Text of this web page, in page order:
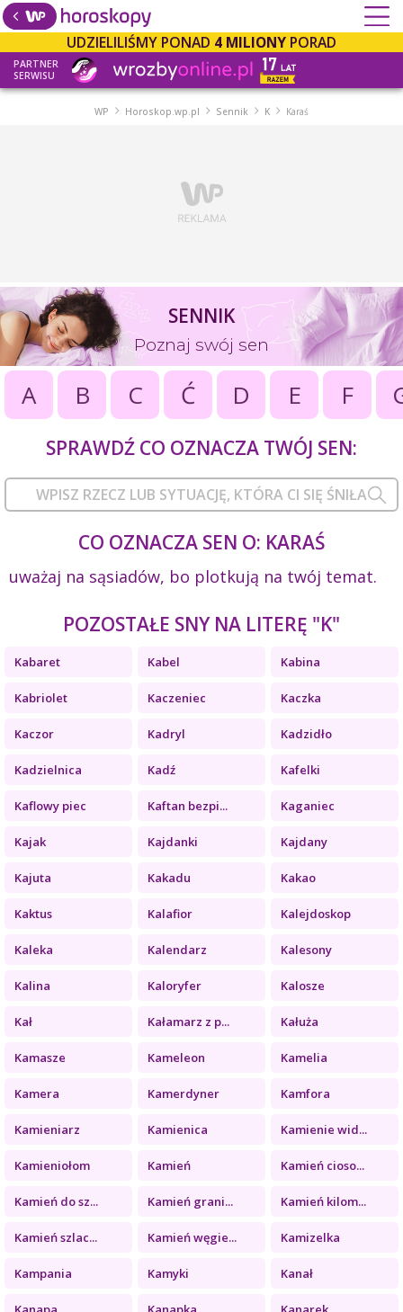
UDZIELILIŚMY PONAD 4 MILIONY PORAD
PARTNER
SERWISU
WP Horoskop.wp.pl Sennik K Karaś
SENNIK
Poznaj swój sen
A B C Ć D E F
SPRAWDŹ CO OZNACZA TWÓJ SEN:
CO OZNACZA SEN O: KARAŚ
uważaj na sąsiadów, bo plotkują na twój temat.
POZOSTAŁE SNY NA LITERĘ "K"
Kabaret Kabel Kabina
Kabriolet Kaczeniec Kaczka
Kaczor Kadryl Kadzidło
Kadzielnica Kadź Kafelki
Kaflowy piec Kaftan bezpi... Kaganiec
Kajak Kajdanki Kajdany
Kajuta Kakadu Kakao
Kaktus Kalafior Kalejdoskop
Kaleka Kalendarz Kalesony
Kalina Kaloryfer Kalosze
Kał Kałamarz z p... Kałuża
Kamasze Kameleon Kamelia
Kamera Kamerdyner Kamfora
Kamieniarz Kamienica Kamienie wid...
Kamieniołom Kamień Kamień cioso...
Kamień do sz... Kamień grani... Kamień kilom...
Kamień szlac... Kamień węgie... Kamizelka
Kampania Kamyki Kanał